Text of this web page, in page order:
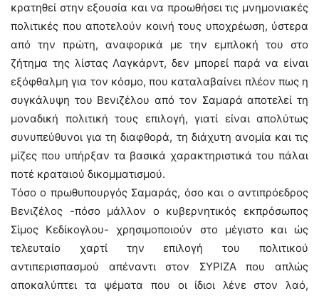
κρατηθεί στην εξουσία και να προωθήσει τις μνημονιακές
πολιτικές που αποτελούν κοινή τους υποχρέωση, ύστερα
από την πρώτη, αναφορικά με την εμπλοκή του στο
ζήτημα της λίστας Λαγκάρντ, δεν μπορεί παρά να είναι
εξόφθαλμη για τον κόσμο, που καταλαβαίνει πλέον πως η
συγκάλυψη του Βενιζέλου από τον Σαμαρά αποτελεί τη
μοναδική πολιτική τους επιλογή, γιατί είναι απολύτως
συνυπεύθυνοι για τη διαφθορά, τη διάχυτη ανομία και τις
μίζες που υπήρξαν τα βασικά χαρακτηριστικά του πάλαι
ποτέ κραταιού δικομματισμού.
Τόσο ο πρωθυπουργός Σαμαράς, όσο και ο αντιπρόεδρος
Βενιζέλος -πόσο μάλλον ο κυβερνητικός εκπρόσωπος
Σίμος Κεδίκογλου- χρησιμοποιούν στο μέγιστο και ώς
τελευταίο χαρτί την επιλογή του πολιτικού
αντιπερισπασμού απέναντι στον ΣΥΡΙΖΑ που απλώς
αποκαλύπτει τα ψέματα που οι ίδιοι λένε στον λαό,